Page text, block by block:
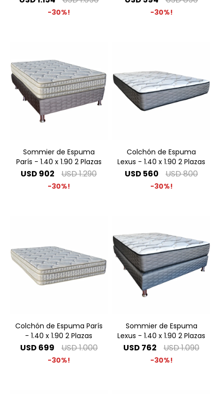
30 30
Sommier de Espuma
París - 1.40 x 1.90 2 Plazas
USD 902 USD1.290
30
Colchón de Espuma
Lexus - 1.40 x 1.90 2 Plazas
USD 560 USD800
30
Colchón de Espuma París
- 1.40 x 1.90 2 Plazas
USD 699 USD1.000
30
Sommier de Espuma
Lexus - 1.40 x 1.90 2 Plazas
USD 762 USD1.090
30